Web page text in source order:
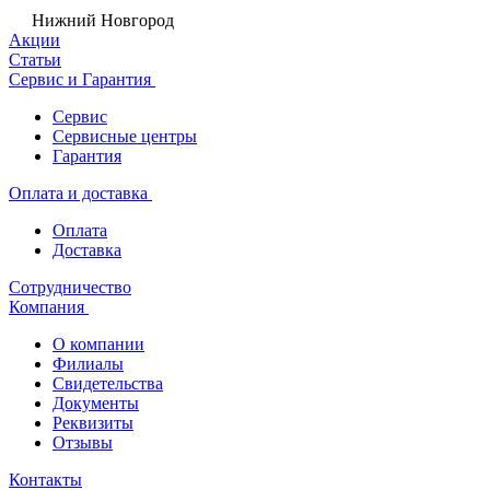
Нижний Новгород
Акции
Статьи
Сервис и Гарантия
Сервис
Сервисные центры
Гарантия
Оплата и доставка
Оплата
Доставка
Сотрудничество
Компания
О компании
Филиалы
Свидетельства
Документы
Реквизиты
Отзывы
Контакты